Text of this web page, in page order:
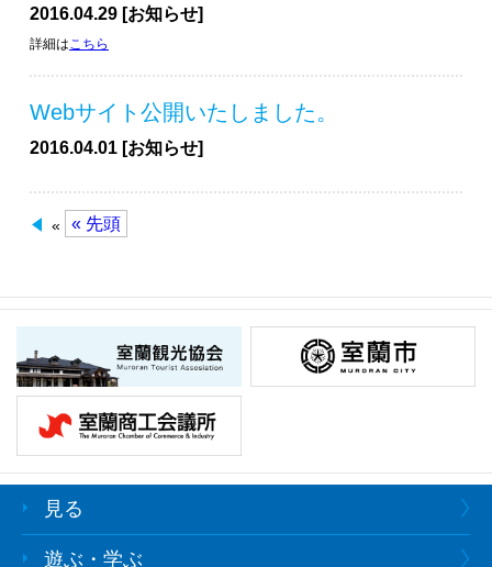
2016.04.29 [お知らせ]
詳細はこちら
Webサイト公開いたしました。
2016.04.01 [お知らせ]
« 先頭
«
見る
遊ぶ・学ぶ